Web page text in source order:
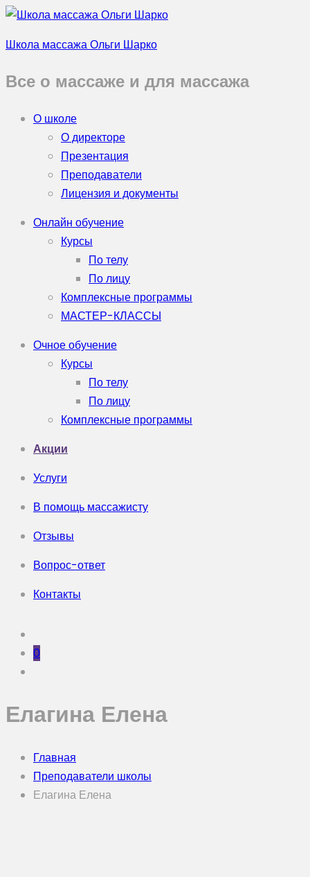
Школа массажа Ольги Шарко
Все о массаже и для массажа
О школе
О директоре
Презентация
Преподаватели
Лицензия и документы
Онлайн обучение
Курсы
По телу
По лицу
Комплексные программы
МАСТЕР-КЛАССЫ
Очное обучение
Курсы
По телу
По лицу
Комплексные программы
Акции
Услуги
В помощь массажисту
Отзывы
Вопрос-ответ
Контакты
0
Елагина Елена
Главная
Преподаватели школы
Елагина Елена